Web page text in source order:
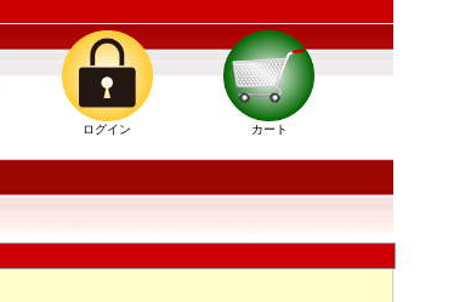
ログイン カート